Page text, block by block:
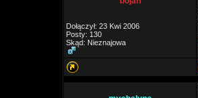
Dołączył: 23 Kwi 2006
Posty: 130
Skąd: Nieznajowa